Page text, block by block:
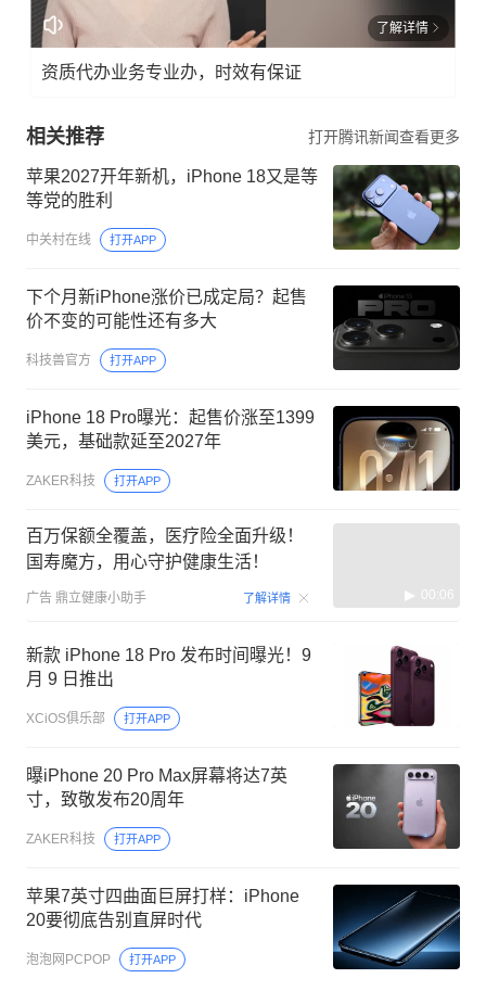
了解详情
资质代办业务专业办，时效有保证
相关推荐 打开腾讯新闻查看更多
苹果2027开年新机，iPhone 18又是等
等党的胜利
中关村在线 打开APP
下个月新iPhone涨价已成定局？起售
价不变的可能性还有多大
科技兽官方 打开APP
iPhone 18 Pro曝光：起售价涨至1399
美元，基础款延至2027年
ZAKER科技 打开APP
百万保额全覆盖，医疗险全面升级！
国寿魔方，用心守护健康生活！
广告 鼎立健康小助手 了解详情 00:06
新款 iPhone 18 Pro 发布时间曝光！9
月 9 日推出
XCiOS俱乐部 打开APP
曝iPhone 20 Pro Max屏幕将达7英
寸，致敬发布20周年
ZAKER科技 打开APP
苹果7英寸四曲面巨屏打样：iPhone
20要彻底告别直屏时代
泡泡网PCPOP 打开APP